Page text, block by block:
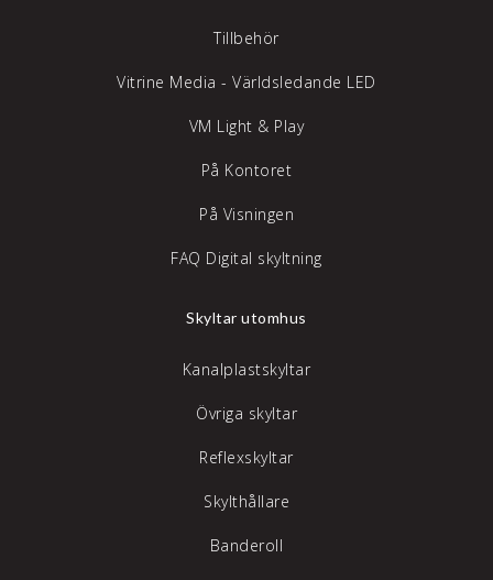
Tillbehör
Vitrine Media - Världsledande LED
VM Light & Play
På Kontoret
På Visningen
FAQ Digital skyltning
Skyltar utomhus
Kanalplastskyltar
Övriga skyltar
Reflexskyltar
Skylthållare
Banderoll